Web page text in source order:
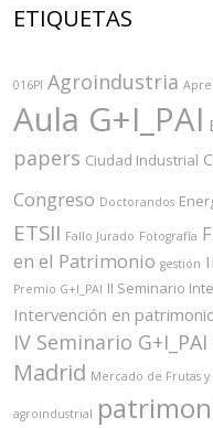
ETIQUETAS
016PI Agroindustria
Aula G+I_PAI
papers Ciudad Industrial
Congreso Doctorandos
ETSII Fallo Jurado Fotografía
en el Patrimonio gestión
Premio G+I_PAI II Seminario
Intervención en
IV Seminario G+I_PAI
Madrid Mercado de Frutas y
agroindustrial